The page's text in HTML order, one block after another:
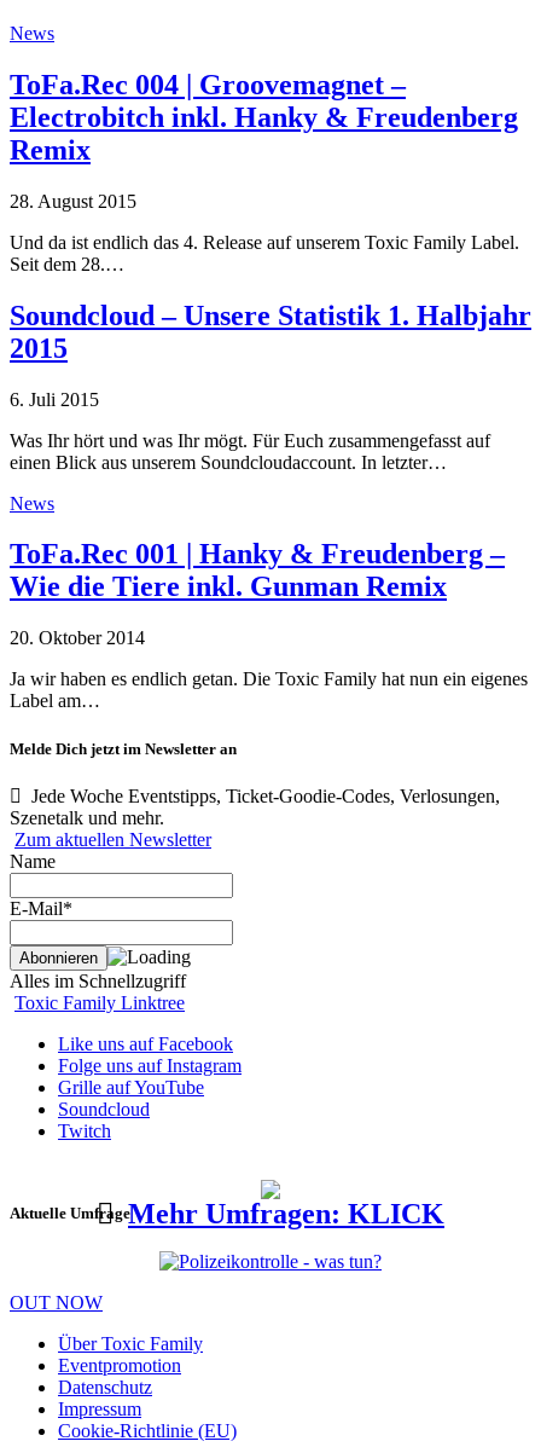
News
ToFa.Rec 004 | Groovemagnet –
Electrobitch inkl. Hanky & Freudenberg
Remix
28. August 2015
Und da ist endlich das 4. Release auf unserem Toxic Family Label.
Seit dem 28.…
Soundcloud – Unsere Statistik 1. Halbjahr
2015
6. Juli 2015
Was Ihr hört und was Ihr mögt. Für Euch zusammengefasst auf
einen Blick aus unserem Soundcloudaccount. In letzter…
News
ToFa.Rec 001 | Hanky & Freudenberg –
Wie die Tiere inkl. Gunman Remix
20. Oktober 2014
Ja wir haben es endlich getan. Die Toxic Family hat nun ein eigenes
Label am…
Melde Dich jetzt im Newsletter an
Jede Woche Eventstipps, Ticket-Goodie-Codes, Verlosungen,
Szenetalk und mehr.
Zum aktuellen Newsletter
Name
E-Mail*
Alles im Schnellzugriff
Toxic Family Linktree
Like uns auf Facebook
Folge uns auf Instagram
Grille auf YouTube
Soundcloud
Twitch
Aktuelle UmfrageMehr Umfragen: KLICK
OUT NOW
Über Toxic Family
Eventpromotion
Datenschutz
Impressum
Cookie-Richtlinie (EU)